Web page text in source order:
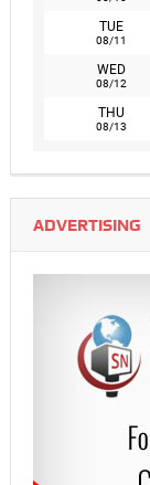
TUE
08/11
WED
08/12
THU
08/13
ADVERTISING